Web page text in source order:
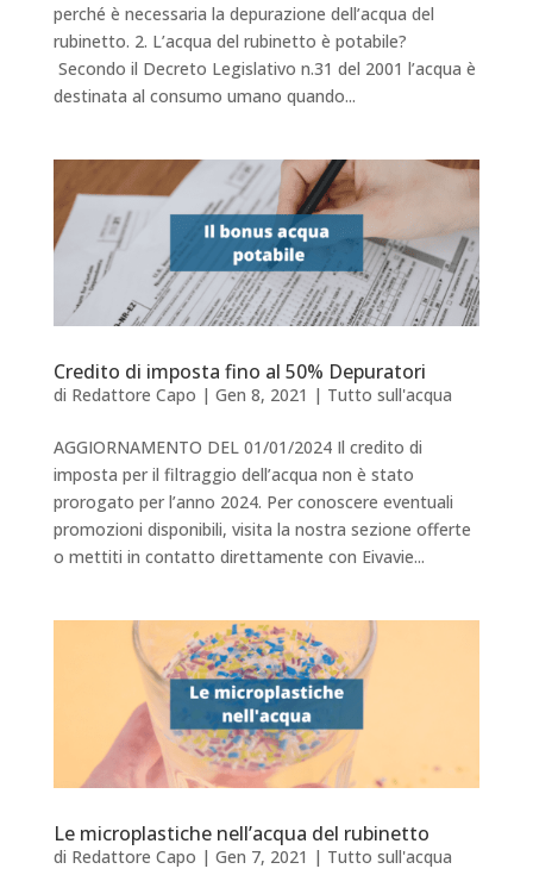
perché è necessaria la depurazione dell’acqua del
rubinetto. 2. L’acqua del rubinetto è potabile?
Secondo il Decreto Legislativo n.31 del 2001 l’acqua è
destinata al consumo umano quando...
Credito di imposta fino al 50% Depuratori
di Redattore Capo | Gen 8, 2021 | Tutto sull'acqua
AGGIORNAMENTO DEL 01/01/2024 Il credito di
imposta per il filtraggio dell’acqua non è stato
prorogato per l’anno 2024. Per conoscere eventuali
promozioni disponibili, visita la nostra sezione offerte
o mettiti in contatto direttamente con Eivavie...
Le microplastiche nell’acqua del rubinetto
di Redattore Capo | Gen 7, 2021 | Tutto sull'acqua